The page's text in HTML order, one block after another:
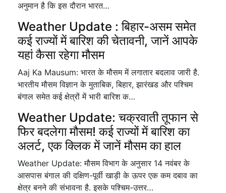
अनुमान है कि इस दौरान भारत…
Weather Update : बिहार-असम समेत
कई राज्यों में बारिश की चेतावनी, जानें आपके
यहां कैसा रहेगा मौसम
Aaj Ka Mausum: भारत के मौसम में लगातार बदलाव जारी है.
भारतीय मौसम विज्ञान के मुताबिक, बिहार, झारंखड और पश्चिम
बंगाल समेत कई क्षेत्रों में भारी बारिश क…
Weather Update: चक्रवाती तूफान से
फिर बदलेगा मौसम! कई राज्यों में बारिश का
अलर्ट, एक क्लिक में जानें मौसम का हाल
Weather Update: मौसम विभाग के अनुसार 14 नवंबर के
आसपास बंगाल की दक्षिण-पूर्वी खाड़ी के ऊपर एक कम दबाव का
क्षेत्र बनने की संभावना है. इसके पश्चिम-उत्तर…